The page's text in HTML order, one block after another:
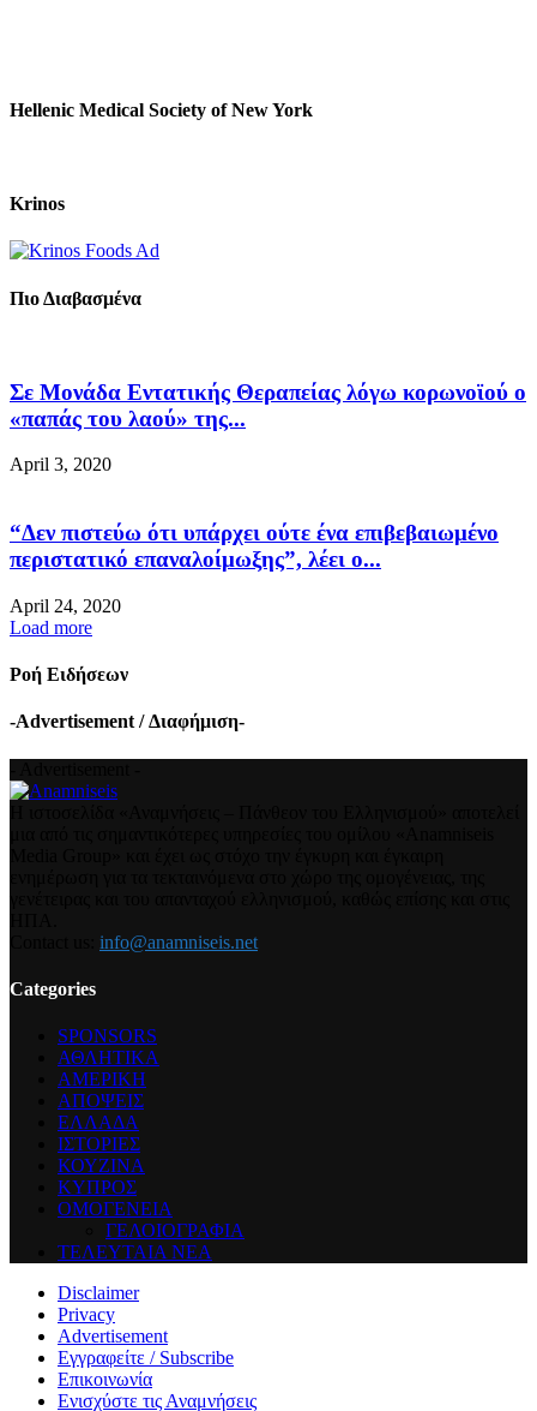
Hellenic Medical Society of New York
Krinos
Πιο Διαβασμένα
Σε Μονάδα Εντατικής Θεραπείας λόγω κορωνοϊού ο
«παπάς του λαού» της...
April 3, 2020
“Δεν πιστεύω ότι υπάρχει ούτε ένα επιβεβαιωμένο
περιστατικό επαναλοίμωξης”, λέει ο...
April 24, 2020
Load more
Ροή Ειδήσεων
-Advertisement / Διαφήμιση-
info@anamniseis.net
Categories
SPONSORS
ΑΘΛΗΤΙΚΑ
ΑΜΕΡΙΚΗ
ΑΠΟΨΕΙΣ
ΕΛΛΑΔΑ
ΙΣΤΟΡΙΕΣ
ΚΟΥΖΙΝΑ
ΚΥΠΡΟΣ
ΟΜΟΓΕΝΕΙΑ
ΓΕΛΟΙΟΓΡΑΦΙΑ
ΤΕΛΕΥΤΑΙΑ ΝΕΑ
Disclaimer
Privacy
Advertisement
Εγγραφείτε / Subscribe
Επικοινωνία
Ενισχύστε τις Αναμνήσεις